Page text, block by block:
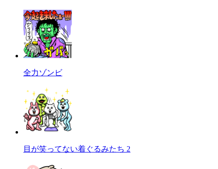
全力ゾンビ
目が笑ってない着ぐるみたち 2